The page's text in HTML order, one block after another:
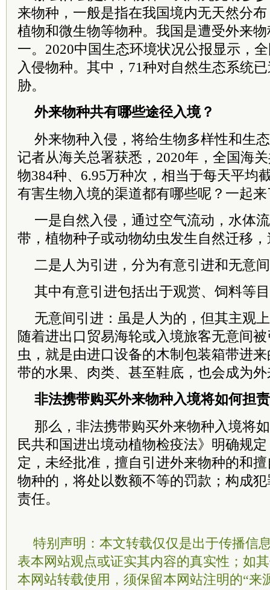
来物种，一般是指在我国境内无天然分
植物和微生物等物种。我国是遭受外来
一。2020中国生态环境状况公报显示，
入侵物种。其中，71种对自然生态系统
胁。
外来物种共有哪些途径入境？
外来物种入侵，将给生物多样性和生
记者从海关总署获悉，2020年，全国海
物384种、6.95万种次，相当于每天平均
有害生物入境的渠道都有哪些呢？一起
一是自然入侵，通过空气流动，水体
带，植物种子或动物幼虫发生自然迁移
二是人为引进，分为有意引进和无意
其中有意引进包括出于观赏、饲料等
无意间引进：虽是人为的，但其主观
随着进出口贸易海轮或入境旅客无意间
虫，就是由进口设备的木制包装箱带进
带的水果、肉类、甚至鞋底，也会成为
非法携带购买外来物种入境将如何担
那么，非法携带购买外来物种入境将
民共和国进出境动植物检疫法》明确规
定，未经批准，擅自引进外来物种的和
物种的，将处以数额不等的罚款；构成
责任。
特别声明：本文转载仅仅是出于传播信
表本网站观点或证实其内容的真实性；如
本网站转载使用，须保留本网站注明的“来